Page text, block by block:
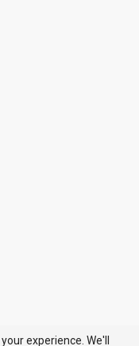
experience. We'll